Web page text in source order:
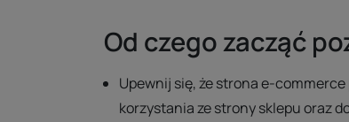
Od czego zacząć
Upewnij się, że strona e-
korzystania ze strony sklepu oraz